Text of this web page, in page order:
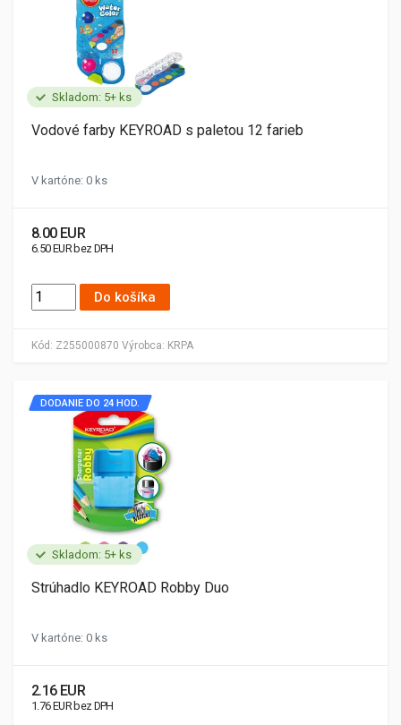
Skladom: 5+ ks
Kód: Z255000870 Výrobca: KRPA
Vodové farby KEYROAD s paletou 12 farieb
V kartóne: 0 ks
8.00 EUR
6.50 EUR bez DPH
Do košíka
Skladom: 5+ ks
DODANIE DO 24 HOD.
Strúhadlo KEYROAD Robby Duo
V kartóne: 0 ks
2.16 EUR
1.76 EUR bez DPH